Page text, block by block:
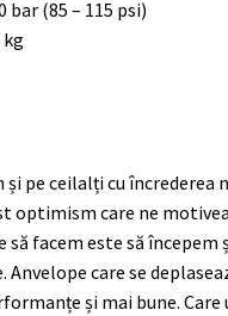
bar (85 – 115 psi)
kg
pe ceilalți cu încrederea
optimism care ne
facem este să începem
care se
și mai bune.